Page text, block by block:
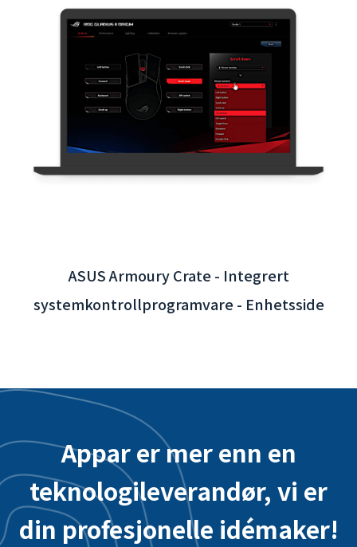
Interaktiv App for Taoyuan internasjonale
lufthavn - Integrasjon av backend-system
Appar er mer enn en
teknologileverandør, vi er
din profesjonelle idémaker!